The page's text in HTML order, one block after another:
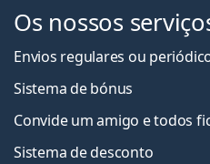
Os nossos
Envios regulares ou
Sistema de bónus
Convide um amigo e todos
Sistema de desconto